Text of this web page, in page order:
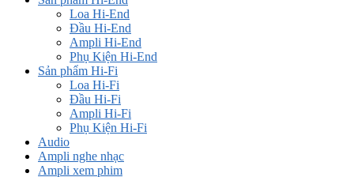
Loa Hi-End
Đầu Hi-End
Ampli Hi-End
Phụ Kiện Hi-End
Sản phẩm Hi-Fi
Loa Hi-Fi
Đầu Hi-Fi
Ampli Hi-Fi
Phụ Kiện Hi-Fi
Audio
Ampli nghe nhạc
Ampli xem phim